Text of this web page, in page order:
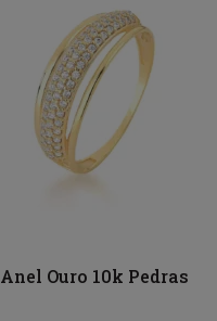
Anel Ouro 10k Pedras